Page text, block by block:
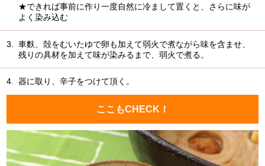
★できれば事前に作り一度自然に冷まして置くと、さらに味が
よく染み込む
3.
車麩、殻をむいたゆで卵も加えて弱火で煮ながら味を含ませ、
残りの具材を加えて味が染みるまで、弱火で煮る。
4. 器に取り、辛子をつけて頂く。
ここもCHECK！